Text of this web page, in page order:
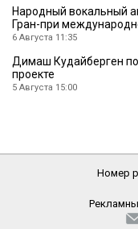
Народный вокальный
Гран-при
6 Августа 11:35
Димаш Кудайберген
проекте
5 Августа 15:00
Номер